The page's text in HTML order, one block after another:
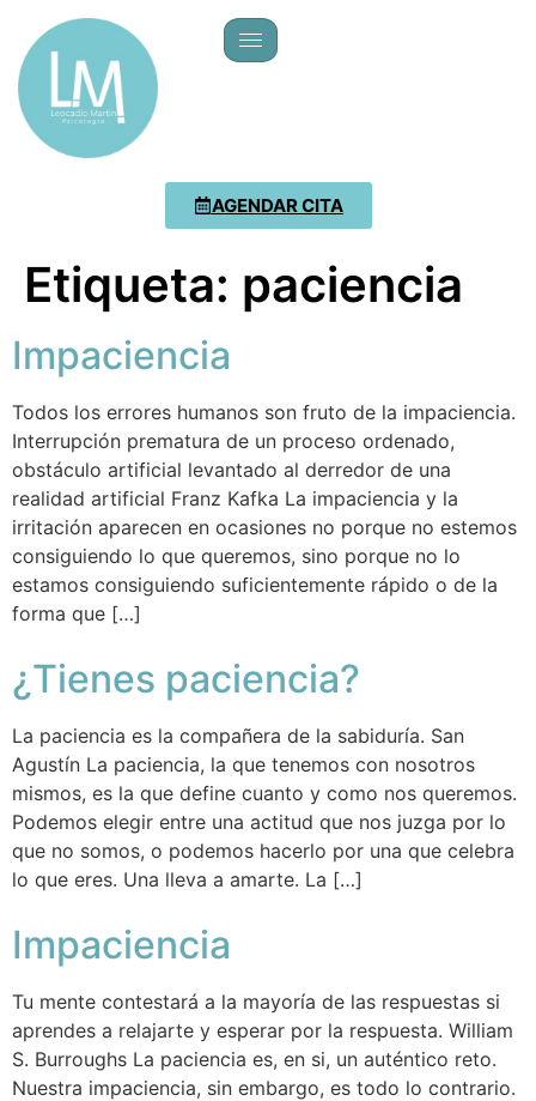
AGENDAR CITA
Etiqueta: paciencia
Impaciencia
Todos los errores humanos son fruto de la impaciencia.
Interrupción prematura de un proceso ordenado,
obstáculo artificial levantado al derredor de una
realidad artificial Franz Kafka La impaciencia y la
irritación aparecen en ocasiones no porque no estemos
consiguiendo lo que queremos, sino porque no lo
estamos consiguiendo suficientemente rápido o de la
forma que […]
¿Tienes paciencia?
La paciencia es la compañera de la sabiduría. San
Agustín La paciencia, la que tenemos con nosotros
mismos, es la que define cuanto y como nos queremos.
Podemos elegir entre una actitud que nos juzga por lo
que no somos, o podemos hacerlo por una que celebra
lo que eres. Una lleva a amarte. La […]
Impaciencia
Tu mente contestará a la mayoría de las respuestas si
aprendes a relajarte y esperar por la respuesta. William
S. Burroughs La paciencia es, en si, un auténtico reto.
Nuestra impaciencia, sin embargo, es todo lo contrario.